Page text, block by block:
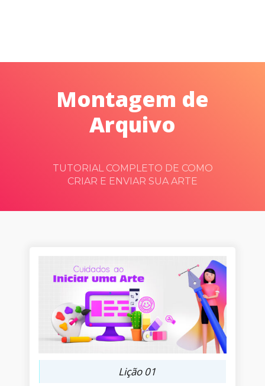
Montagem de
Arquivo
TUTORIAL COMPLETO DE COMO
CRIAR E ENVIAR SUA ARTE
Lição 01